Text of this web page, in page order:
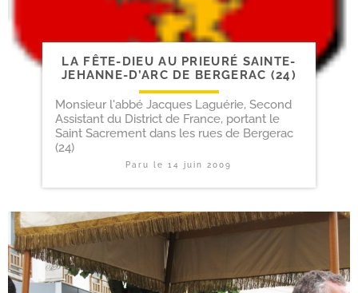
LA FÊTE-​DIEU AU PRIEURÉ SAINTE-​
JEHANNE-​D’ARC DE BERGERAC (24)
Monsieur l'abbé Jacques Laguérie, Second
Assistant du District de France, portant le
Saint Sacrement dans les rues de Bergerac
(24)
Paru le14 juin 2009